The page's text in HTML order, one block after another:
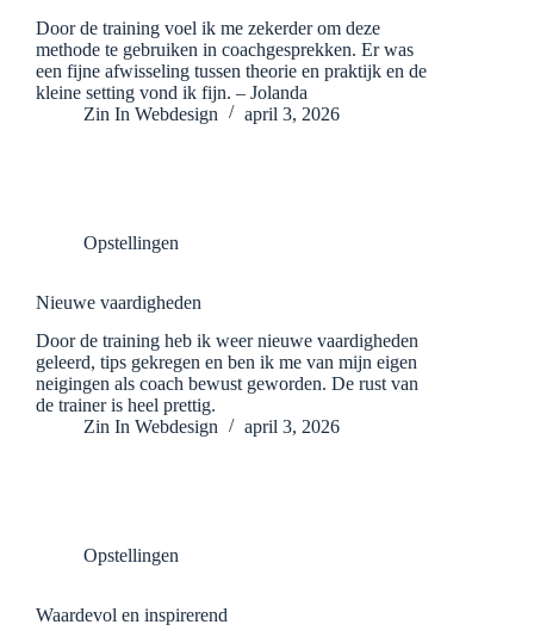
Door de training voel ik me zekerder om deze
methode te gebruiken in coachgesprekken. Er was
een fijne afwisseling tussen theorie en praktijk en de
kleine setting vond ik fijn. – Jolanda
Zin In Webdesign
april 3, 2026
Opstellingen
Nieuwe vaardigheden
Door de training heb ik weer nieuwe vaardigheden
geleerd, tips gekregen en ben ik me van mijn eigen
neigingen als coach bewust geworden. De rust van
de trainer is heel prettig.
Zin In Webdesign
april 3, 2026
Opstellingen
Waardevol en inspirerend